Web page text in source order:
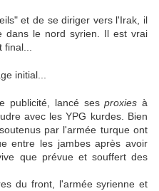
et de se diriger vers l'Irak, il
dans le nord syrien. Il est vrai
initial...
publicité, lancé sesproxiesà
avec les YPG kurdes. Bien
par l'armée turque ont
entre les jambes après avoir
que prévue et souffert des
du front, l'armée syrienne et